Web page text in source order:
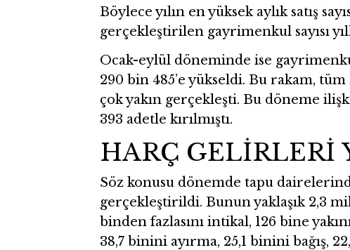
Böylece yılın en yüksek aylık satış
gerçekleştirilen gayrimenkul sayısı
Ocak-eylül döneminde ise
290 bin 485’e yükseldi. Bu rakam,
çok yakın gerçekleşti. Bu döneme
393 adetle kırılmıştı.
HARÇ GELİRLERİ
Söz konusu dönemde tapu
gerçekleştirildi. Bunun yaklaşık 2,3
binden fazlasını intikal, 126 bine
38,7 binini ayırma, 25,1 binini